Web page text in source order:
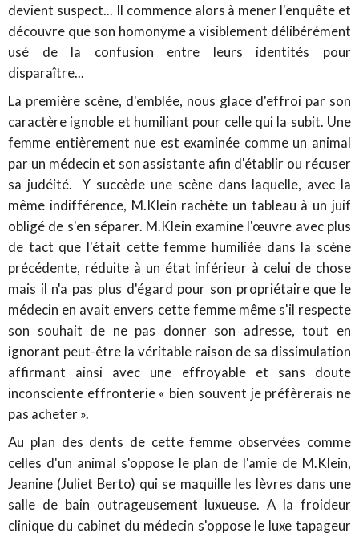
devient suspect... Il commence alors à mener l'enquête et
découvre que son homonyme a visiblement délibérément
usé de la confusion entre leurs identités pour
disparaître...
La première scène, d'emblée, nous glace d'effroi par son
caractère ignoble et humiliant pour celle qui la subit. Une
femme entièrement nue est examinée comme un animal
par un médecin et son assistante afin d'établir ou récuser
sa judéité. Y succède une scène dans laquelle, avec la
même indifférence, M.Klein rachète un tableau à un juif
obligé de s'en séparer. M.Klein examine l'œuvre avec plus
de tact que l'était cette femme humiliée dans la scène
précédente, réduite à un état inférieur à celui de chose
mais il n'a pas plus d'égard pour son propriétaire que le
médecin en avait envers cette femme même s'il respecte
son souhait de ne pas donner son adresse, tout en
ignorant peut-être la véritable raison de sa dissimulation
affirmant ainsi avec une effroyable et sans doute
inconsciente effronterie « bien souvent je préfèrerais ne
pas acheter ».
Au plan des dents de cette femme observées comme
celles d'un animal s'oppose le plan de l'amie de M.Klein,
Jeanine (Juliet Berto) qui se maquille les lèvres dans une
salle de bain outrageusement luxueuse. A la froideur
clinique du cabinet du médecin s'oppose le luxe tapageur